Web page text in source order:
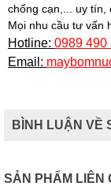
chống cạn,... uy tín,
Mọi nhu cầu tư vấn
Hotline: 0989 490
Email:
BÌNH LUẬN VỀ
SẢN PHẨM LIÊN